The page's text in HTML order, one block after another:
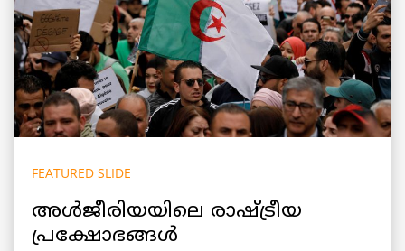
FEATURED SLIDE
അൾജീരിയയിലെ രാഷ്ട്രീയ
പ്രക്ഷോഭങ്ങൾ